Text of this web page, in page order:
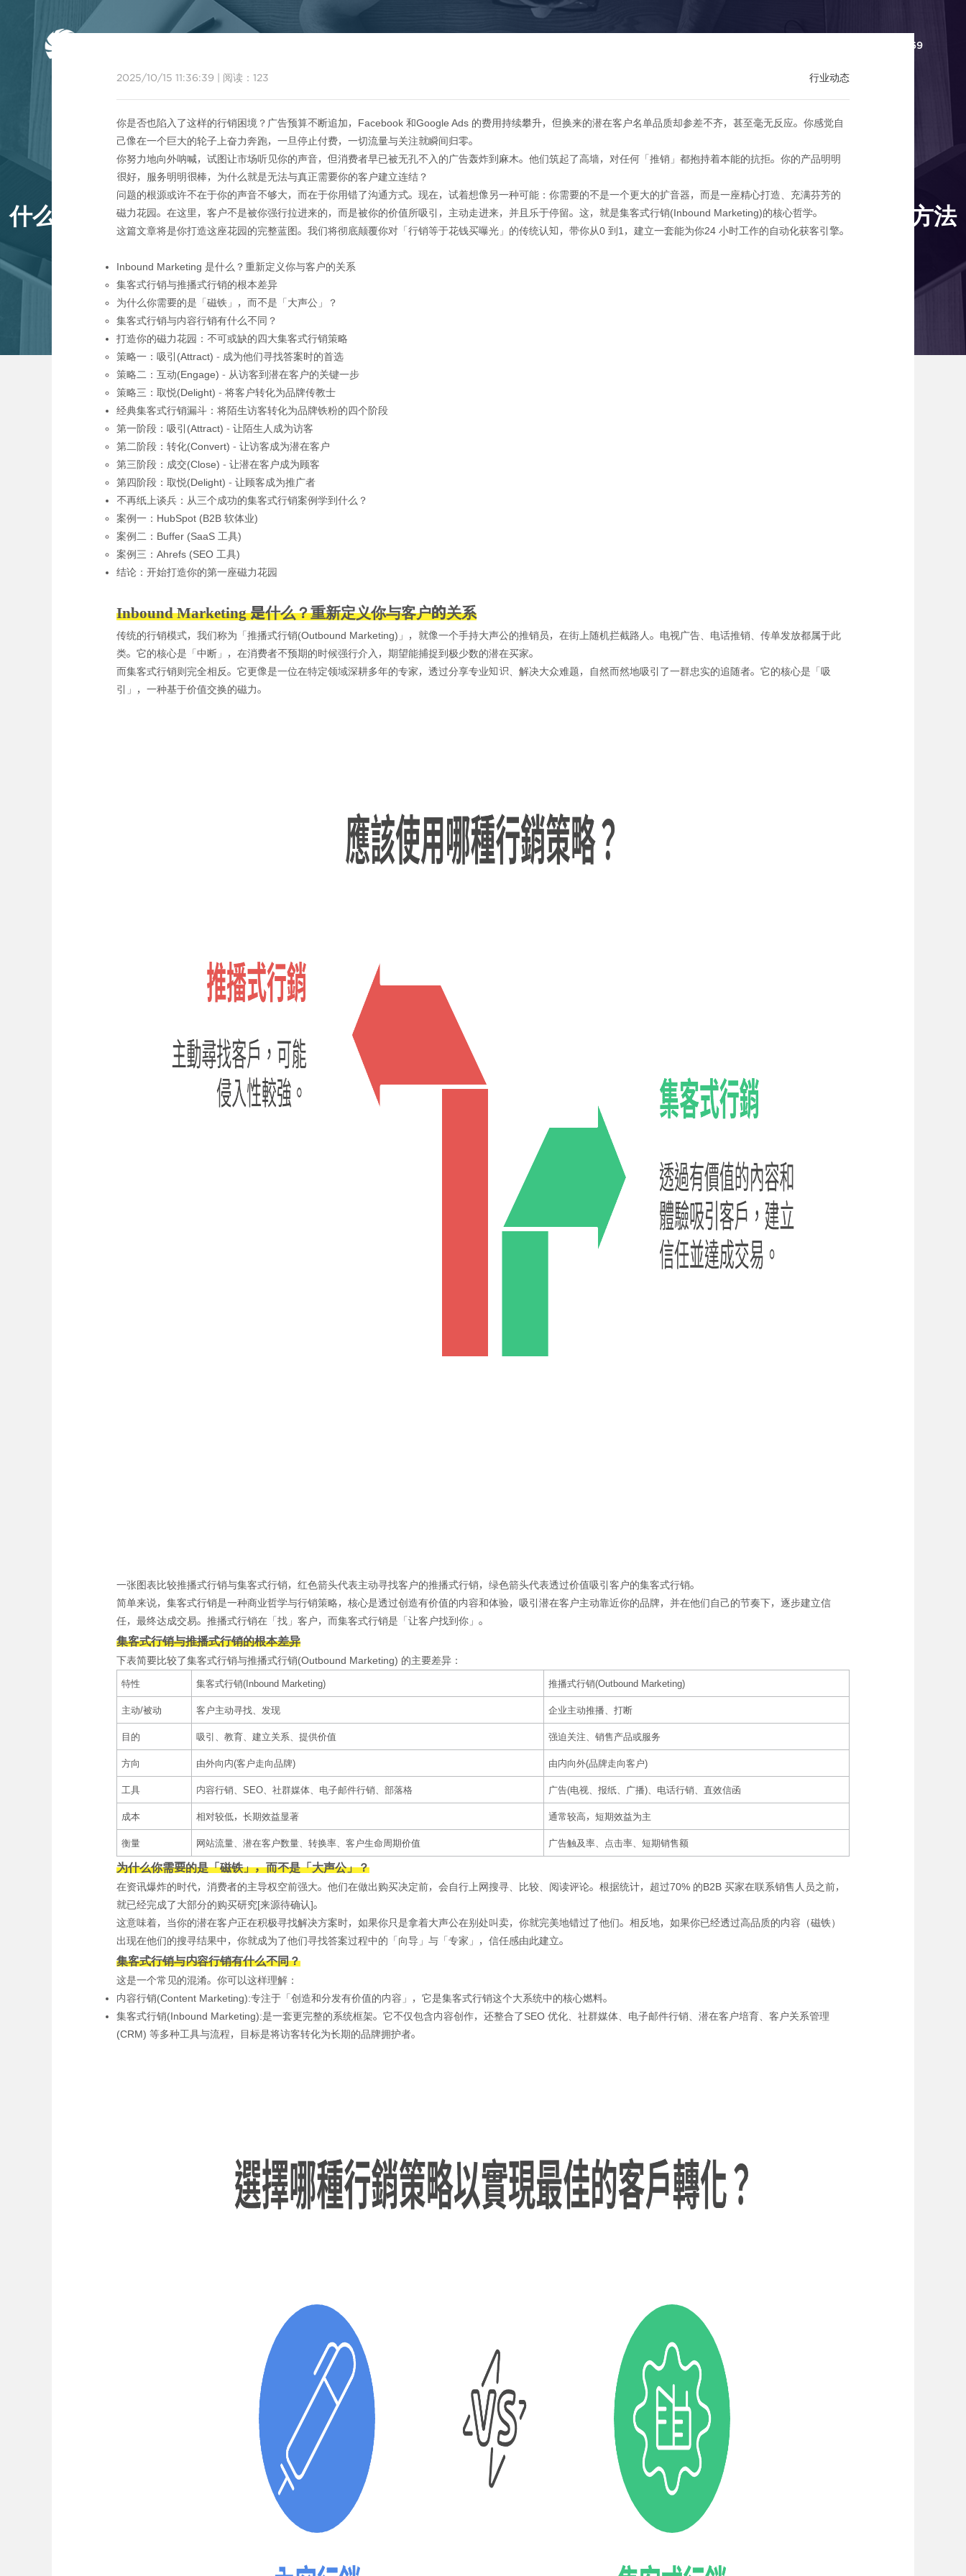
136-6297-4469
什么是集客式行销(Inbound Marketing) ? 一篇看懂集客式行销，让客户自己找上门的科学方法
行业动态
2025/10/15 11:36:39 阅读： 123
你是否也陷入了这样的行销困境？广告预算不断追加，Facebook 和Google Ads 的费用持续攀升，但换来的潜在客户名单品质却参差不齐，甚至毫无反应。你感觉自
己像在一个巨大的轮子上奋力奔跑，一旦停止付费，一切流量与关注就瞬间归零。
你努力地向外呐喊，试图让市场听见你的声音，但消费者早已被无孔不入的广告轰炸到麻木。他们筑起了高墙，对任何「推销」都抱持着本能的抗拒。你的产品明明
很好，服务明明很棒，为什么就是无法与真正需要你的客户建立连结？
问题的根源或许不在于你的声音不够大，而在于你用错了沟通方式。现在，试着想像另一种可能：你需要的不是一个更大的扩音器，而是一座精心打造、充满芬芳的
磁力花园。在这里，客户不是被你强行拉进来的，而是被你的价值所吸引，主动走进来，并且乐于停留。这，就是集客式行销(Inbound Marketing)的核心哲学。
这篇文章将是你打造这座花园的完整蓝图。我们将彻底颠覆你对「行销等于花钱买曝光」的传统认知，带你从0 到1，建立一套能为你24 小时工作的自动化获客引擎。
Inbound Marketing 是什么？重新定义你与客户的关系
集客式行销与推播式行销的根本差异
为什么你需要的是「磁铁」，而不是「大声公」？
集客式行销与内容行销有什么不同？
打造你的磁力花园：不可或缺的四大集客式行销策略
策略一：吸引(Attract) - 成为他们寻找答案时的首选
策略二：互动(Engage) - 从访客到潜在客户的关键一步
策略三：取悦(Delight) - 将客户转化为品牌传教士
经典集客式行销漏斗：将陌生访客转化为品牌铁粉的四个阶段
第一阶段：吸引(Attract) - 让陌生人成为访客
第二阶段：转化(Convert) - 让访客成为潜在客户
第三阶段：成交(Close) - 让潜在客户成为顾客
第四阶段：取悦(Delight) - 让顾客成为推广者
不再纸上谈兵：从三个成功的集客式行销案例学到什么？
案例一：HubSpot (B2B 软体业)
案例二：Buffer (SaaS 工具)
案例三：Ahrefs (SEO 工具)
结论：开始打造你的第一座磁力花园
Inbound Marketing 是什么？重新定义你与客户的关系
传统的行销模式，我们称为「推播式行销(Outbound Marketing)」，就像一个手持大声公的推销员，在街上随机拦截路人。电视广告、电话推销、传单发放都属于此
类。它的核心是「中断」，在消费者不预期的时候强行介入，期望能捕捉到极少数的潜在买家。
而集客式行销则完全相反。它更像是一位在特定领域深耕多年的专家，透过分享专业知识、解决大众难题，自然而然地吸引了一群忠实的追随者。它的核心是「吸
引」，一种基于价值交换的磁力。
一张图表比较推播式行销与集客式行销，红色箭头代表主动寻找客户的推播式行销，绿色箭头代表透过价值吸引客户的集客式行销。
简单来说，集客式行销是一种商业哲学与行销策略，核心是透过创造有价值的内容和体验，吸引潜在客户主动靠近你的品牌，并在他们自己的节奏下，逐步建立信
任，最终达成交易。推播式行销在「找」客户，而集客式行销是「让客户找到你」。
集客式行销与推播式行销的根本差异
下表简要比较了集客式行销与推播式行销(Outbound Marketing) 的主要差异：
特性 集客式行销(Inbound Marketing) 推播式行销(Outbound Marketing)
主动/被动 客户主动寻找、发现 企业主动推播、打断
目的 吸引、教育、建立关系、提供价值 强迫关注、销售产品或服务
方向 由外向内(客户走向品牌) 由内向外(品牌走向客户)
工具 内容行销、SEO、社群媒体、电子邮件行销、部落格 广告(电视、报纸、广播)、电话行销、直效信函
成本 相对较低，长期效益显著 通常较高，短期效益为主
衡量 网站流量、潜在客户数量、转换率、客户生命周期价值 广告触及率、点击率、短期销售额
为什么你需要的是「磁铁」，而不是「大声公」？
在资讯爆炸的时代，消费者的主导权空前强大。他们在做出购买决定前，会自行上网搜寻、比较、阅读评论。根据统计，超过70% 的B2B 买家在联系销售人员之前，
就已经完成了大部分的购买研究[来源待确认]。
这意味着，当你的潜在客户正在积极寻找解决方案时，如果你只是拿着大声公在别处叫卖，你就完美地错过了他们。相反地，如果你已经透过高品质的内容（磁铁）
出现在他们的搜寻结果中，你就成为了他们寻找答案过程中的「向导」与「专家」，信任感由此建立。
集客式行销与内容行销有什么不同？
这是一个常见的混淆。你可以这样理解：
内容行销(Content Marketing):专注于「创造和分发有价值的内容」，它是集客式行销这个大系统中的核心燃料。
集客式行销(Inbound Marketing):是一套更完整的系统框架。它不仅包含内容创作，还整合了SEO 优化、社群媒体、电子邮件行销、潜在客户培育、客户关系管理
(CRM) 等多种工具与流程，目标是将访客转化为长期的品牌拥护者。